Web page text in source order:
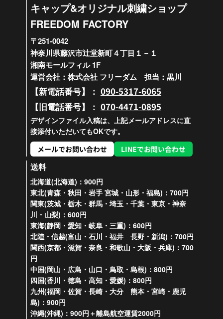
キャップ&オリジナル刺繍ショップ
FREEDOM FACTORY
〒251-0042
神奈川県藤沢市辻堂新町４丁目１－１
湘南モールフィル 1F
運営会社：株式会社 フリーダム 担当：黒川
【新電話番号】： 090-5317-6065
【旧電話番号】： 070-4471-0895
デザインファイル入稿は、上記メールアドレスに直
接添付いただいてもOKです。
メールでお問い合わせ
LINEでお問い合わせ
送料
北海道(北海道)：900円
東北(青森・秋田・岩手 宮城・山形・福島)：700円
関東(茨城・栃木・群馬・埼玉・千葉・東京・神奈
川・山梨)：600円
東海(静岡・愛知・岐阜・三重)：600円
北陸・信越(富山・石川・福井 長野・新潟)：700円
関西(京都・滋賀・奈良・和歌山・大阪・兵庫)：700
円
中国(岡山・広島・山口・鳥取・島根)：800円
四国(香川・徳島・高知・愛媛)：800円
九州(福岡・佐賀・長崎・大分 熊本・宮崎・鹿児
島)：900円
沖縄(沖縄)：900円＋離島航空運賃2000円